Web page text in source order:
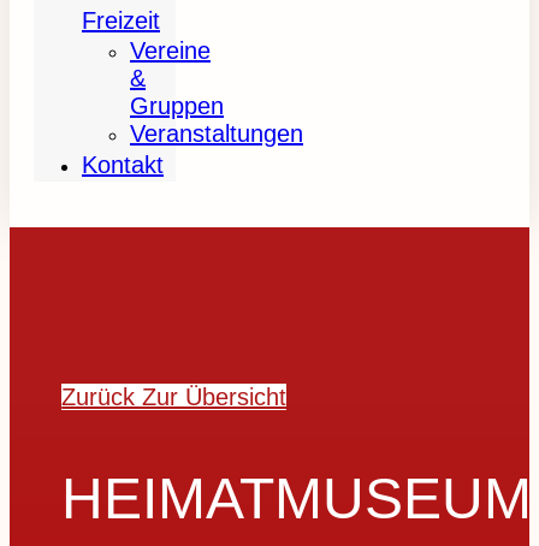
Freizeit
Vereine
&
Gruppen
Veranstaltungen
Kontakt
Zurück Zur Übersicht
HEIMATMUSEUM